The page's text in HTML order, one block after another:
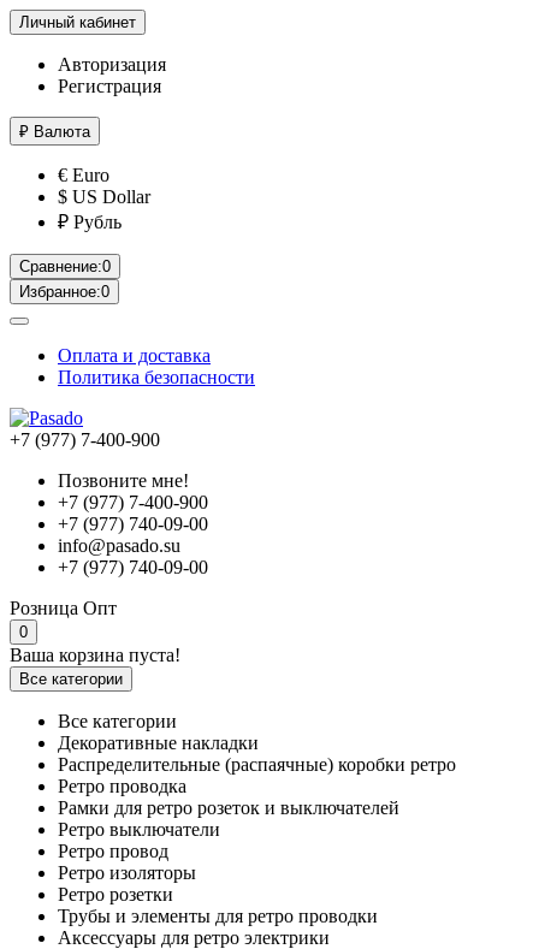
Личный кабинет
Авторизация
Регистрация
₽ Валюта
€ Euro
$ US Dollar
₽ Рубль
Сравнение:0
Избранное:0
Оплата и доставка
Политика безопасности
+7 (977) 7-400-900
Позвоните мне!
+7 (977) 7-400-900
+7 (977) 740-09-00
info@pasado.su
+7 (977) 740-09-00
Розница Опт
0
Ваша корзина пуста!
Все категории
Все категории
Декоративные накладки
Распределительные (распаячные) коробки ретро
Ретро проводка
Рамки для ретро розеток и выключателей
Ретро выключатели
Ретро провод
Ретро изоляторы
Ретро розетки
Трубы и элементы для ретро проводки
Аксессуары для ретро электрики